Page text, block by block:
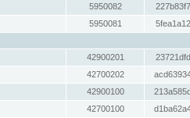
5950082
5950081
42900201
42700202
42900100
42700100